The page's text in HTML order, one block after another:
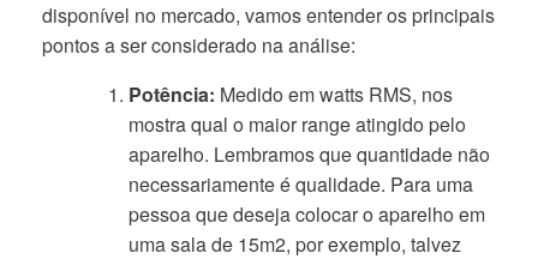
disponível no mercado, vamos entender os principais
pontos a ser considerado na análise:
Potência: Medido em watts RMS, nos
mostra qual o maior range atingido pelo
aparelho. Lembramos que quantidade não
necessariamente é qualidade. Para uma
pessoa que deseja colocar o aparelho em
uma sala de 15m2, por exemplo, talvez